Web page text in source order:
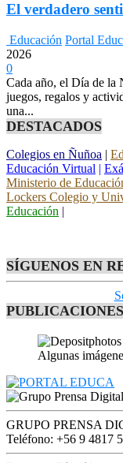
El verdadero
Educación Portal
2026
0
Cada año, el Día de la
juegos, regalos y
una...
DESTACADOS
Colegios en Ñuñoa |
Educación Virtual |
Ministerio de
Lockers Colegio y
Educación |
SÍGUENOS EN
Algunas
GRUPO PRENSA
Teléfono: +56 9 4817